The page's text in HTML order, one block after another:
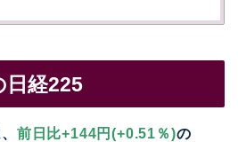
日経225
前日比+144円(+0.51％)の